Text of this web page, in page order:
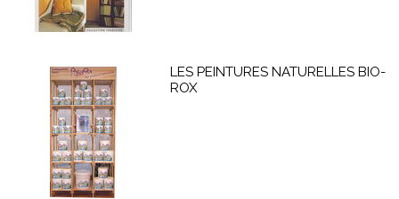
LES PEINTURES NATURELLES BIO-
ROX